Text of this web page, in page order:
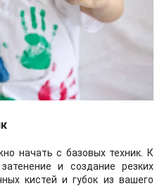
начать с базовых техник. К
и создание резких
кистей и губок из вашего